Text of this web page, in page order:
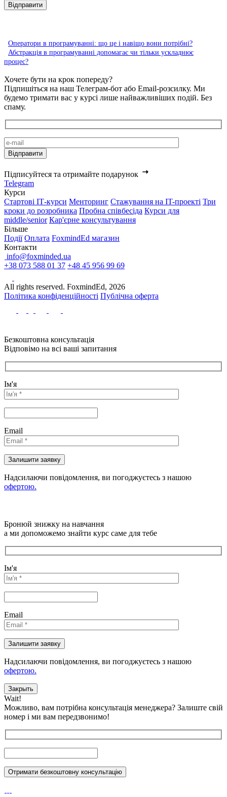
Оператори в програмуванні: що це і навіщо вони потрібні?
Абстракція в програмуванні допомагає чи тільки ускладнює
процес?
Хочете бути на крок попереду?
Підпишіться на наш Телеграм-бот або Email-розсилку. Ми
будемо тримати вас у курсі лише найважливіших подій. Без
спаму.
Підписуйтеся та отримайте подарунок
Telegram
Курси
Стартові IТ-курси Менторинг Стажування на IT-проекті Три
кроки до розробника Пробна співбесіда Курси для
middle/senior Кар'єрне консультування
Більше
Події Оплата FoxmindEd магазин
Контакти
info@foxminded.ua
+38 073 588 01 37 +48 45 956 99 69
All rights reserved. FoxmindEd, 2026
Політика конфіденційності Публічна оферта
Безкоштовна консультація
Відповімо на всі ваші запитання
Ім'я
Email
Надсилаючи повідомлення, ви погоджуєтесь з нашою
офертою.
Бронюй знижку на навчання
а ми допоможемо знайти курс саме для тебе
Ім'я
Email
Надсилаючи повідомлення, ви погоджуєтесь з нашою
офертою.
Закрыть
Wait!
Можливо, вам потрібна консультація менеджера? Залиште свій
номер і ми вам передзвонимо!